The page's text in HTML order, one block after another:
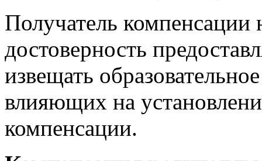
Получатель компенсации
достоверность
извещать
влияющих на
компенсации.